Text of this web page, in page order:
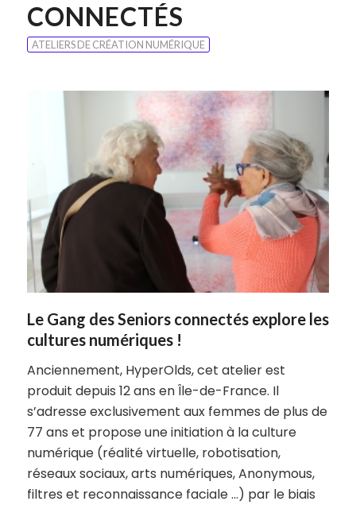
CONNECTÉS
ATELIERS DE CRÉATION NUMÉRIQUE
Le Gang des Seniors connectés explore les
cultures numériques !
Anciennement, HyperOlds, cet atelier est
produit depuis 12 ans en Île-de-France. Il
s’adresse exclusivement aux femmes de plus de
77 ans et propose une initiation à la culture
numérique (réalité virtuelle, robotisation,
réseaux sociaux, arts numériques,Anonymous,
filtres et reconnaissance faciale…) par le biais